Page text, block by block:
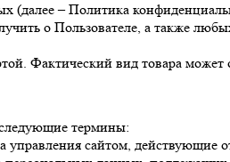
(далее – Политика
о Пользователе, а также
Фактический вид товара может
термины:
сайтом,